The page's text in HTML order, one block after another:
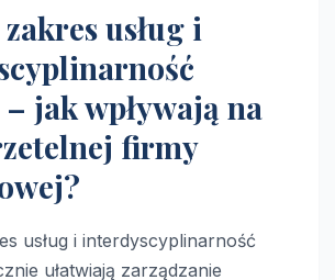
usług i
– jak wpływają na
firmy
usług i interdyscyplinarność
ułatwiają zarządzanie